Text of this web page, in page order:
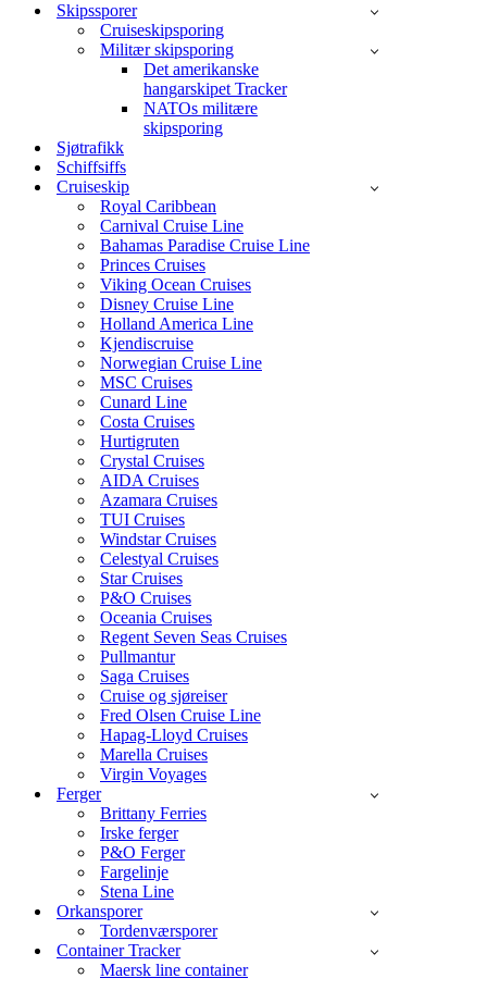
Skipssporer
Cruiseskipsporing
Militær skipsporing
Det amerikanske
hangarskipet Tracker
NATOs militære
skipsporing
Sjøtrafikk
Schiffsiffs
Cruiseskip
Royal Caribbean
Carnival Cruise Line
Bahamas Paradise Cruise Line
Princes Cruises
Viking Ocean Cruises
Disney Cruise Line
Holland America Line
Kjendiscruise
Norwegian Cruise Line
MSC Cruises
Cunard Line
Costa Cruises
Hurtigruten
Crystal Cruises
AIDA Cruises
Azamara Cruises
TUI Cruises
Windstar Cruises
Celestyal Cruises
Star Cruises
P&O Cruises
Oceania Cruises
Regent Seven Seas Cruises
Pullmantur
Saga Cruises
Cruise og sjøreiser
Fred Olsen Cruise Line
Hapag-Lloyd Cruises
Marella Cruises
Virgin Voyages
Ferger
Brittany Ferries
Irske ferger
P&O Ferger
Fargelinje
Stena Line
Orkansporer
Tordenværsporer
Container Tracker
Maersk line container